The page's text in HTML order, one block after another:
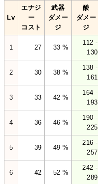
Lv
エナジ
ー
コスト
武器
ダメー
ジ
酸
ダメー
ジ
1 27 33 %
112 -
130
2 30 38 %
138 -
161
3 33 42 %
164 -
193
4 36 46 %
190 -
225
5 39 49 %
216 -
257
6 42 52 %
242 -
289